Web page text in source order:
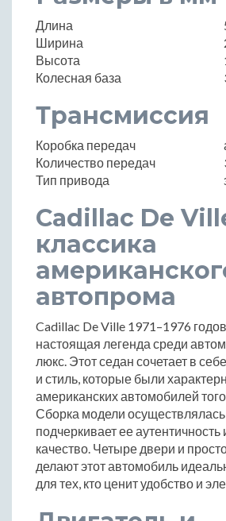
Длина
Ширина
Высота
Колесная база
Трансмиссия
Коробка передач
Количество передач
Тип привода
Cadillac De
классика
автопрома
Cadillac De Ville 1971–1976
настоящая легенда среди
люкс. Этот седан сочетает в
и стиль, которые были
американских автомобилей
Сборка модели
подчеркивает ее
качество. Четыре двери и
делают этот автомобиль
для тех, кто ценит удобство и